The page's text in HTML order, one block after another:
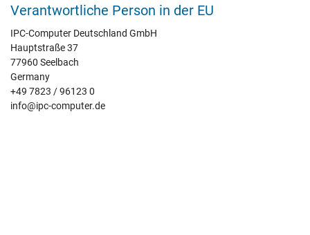
Verantwortliche Person in der EU
IPC-Computer Deutschland GmbH
Hauptstraße 37
77960 Seelbach
Germany
+49 7823 / 96123 0
info@ipc-computer.de